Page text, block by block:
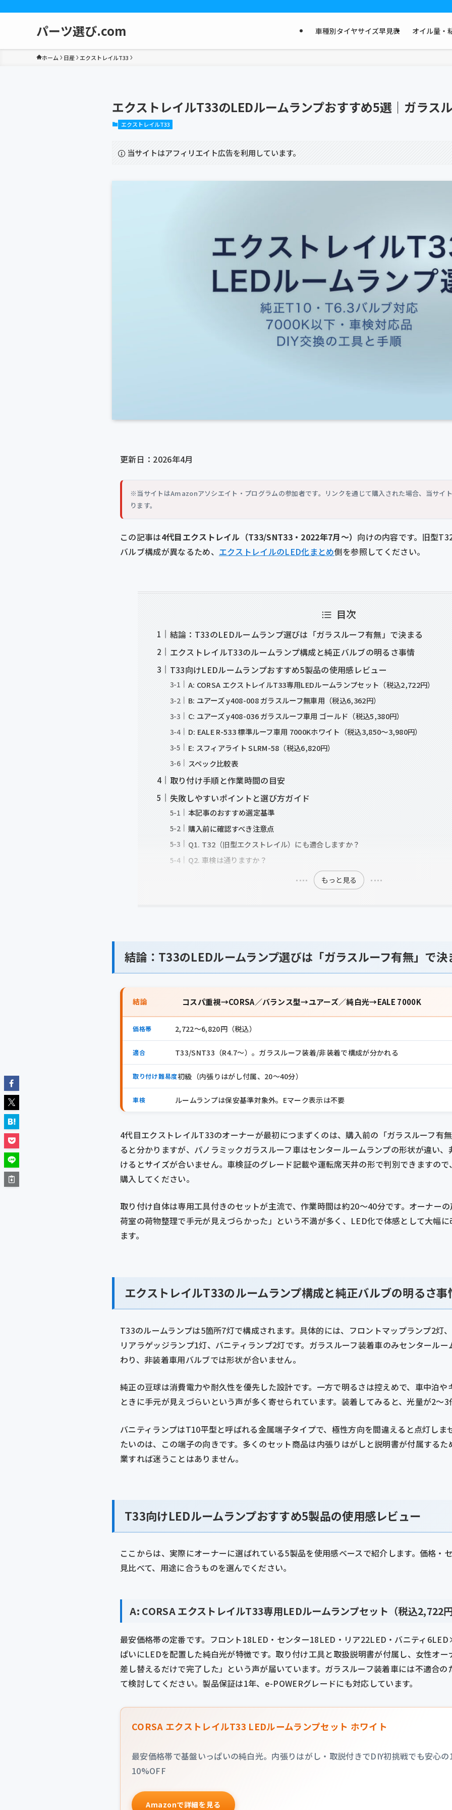
パーツ選び.com 車種別タイヤサイズ早見表 オイル量・
ホーム 日産 エクストレイルT33
エクストレイルT33のLEDルームランプおすすめ5選｜ガラス
エクストレイルT33
当サイトはアフィリエイト広告を利用しています。
更新日：2026年4月
※当サイトはAmazonアソシエイト・プログラムの参加者です。リンクを通じて購入された場合、当サイ
ります。
この記事は4代目エクストレイル（T33/SNT33・2022年7月〜） 向けの内容です。旧型
バルブ構成が異なるため、 エクストレイルのLED化まとめ側を参照してください。
目次
結論：T33のLEDルームランプ選びは「ガラスルーフ有無」で決まる
エクストレイルT33のルームランプ構成と純正バルブの明るさ事情
T33向けLEDルームランプおすすめ5製品の使用感レビュー
A: CORSA エクストレイルT33専用LEDルームランプセット（税込2,722円）
B: ユアーズ y408-008 ガラスルーフ無車用（税込6,362円）
C: ユアーズ y408-036 ガラスルーフ車用 ゴールド（税込5,380円）
D: EALE R-533 標準ルーフ車用 7000Kホワイト（税込3,850〜3,980円）
E: スフィアライト SLRM-58（税込6,820円）
スペック比較表
取り付け手順と作業時間の目安
失敗しやすいポイントと選び方ガイド
本記事のおすすめ選定基準
購入前に確認すべき注意点
Q1. T32（旧型エクストレイル）にも適合しますか？
Q2. 車検は通りますか？
もっと見る
結論：T33のLEDルームランプ選びは「ガラスルーフ有無」で決
結論 コスパ重視→CORSA／バランス型→ユアーズ／純白光→EALE 7000K
価格帯 2,722〜6,820円（税込）
適合 T33/SNT33（R4.7〜）。ガラスルーフ装着/非装着で構成が分かれる
取り付け難易度初級（内張りはがし付属、20〜40分）
車検 ルームランプは保安基準対象外。Eマーク表示は不要
4代目エクストレイルT33のオーナーが最初につまずくのは、購入前の「ガラスルーフ有
ると分かりますが、パノラミックガラスルーフ車はセンタールームランプの形状が違い
けるとサイズが合いません。車検証のグレード記載や運転席天井の形で判別できますの
購入してください。
取り付け自体は専用工具付きのセットが主流で、作業時間は約20〜40分です。オーナー
荷室の荷物整理で手元が見えづらかった」という不満が多く、LED化で体感として大幅
ます。
エクストレイルT33のルームランプ構成と純正バルブの明るさ事
T33のルームランプは5箇所7灯で構成されます。具体的には、フロントマップランプ2灯
リアラゲッジランプ1灯、バニティランプ2灯です。ガラスルーフ装着車のみセンタール
わり、非装着車用バルブでは形状が合いません。
純正の豆球は消費電力や耐久性を優先した設計です。一方で明るさは控えめで、車中泊
ときに手元が見えづらいという声が多く寄せられています。装着してみると、光量が2〜
バニティランプはT10平型と呼ばれる金属端子タイプで、極性方向を間違えると点灯しま
たいのは、この端子の向きです。多くのセット商品は内張りはがしと説明書が付属する
業すれば迷うことはありません。
T33向けLEDルームランプおすすめ5製品の使用感レビュー
ここからは、実際にオーナーに選ばれている5製品を使用感ベースで紹介します。価格・
見比べて、用途に合うものを選んでください。
A: CORSA エクストレイルT33専用LEDルームランプセット（税込2,722
最安価格帯の定番です。フロント18LED・センター18LED・リア22LED・バニティ
ぱいにLEDを配置した純白光が特徴です。取り付け工具と取扱説明書が付属し、女性オ
差し替えるだけで完了した」という声が届いています。ガラスルーフ装着車には不適合
て検討してください。製品保証は1年、e-POWERグレードにも対応しています。
CORSA エクストレイルT33 LEDルームランプセット ホワイト
最安価格帯で基盤いっぱいの純白光。内張りはがし・取説付きでDIY初挑戦でも安心
10%OFF
Amazonで詳細を見る